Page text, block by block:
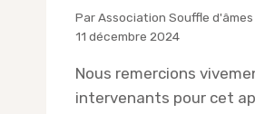
ParAssociation Souffle d'âmes
11 décembre 2024
Nous remercions
intervenants pour cet